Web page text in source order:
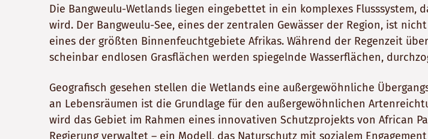
Die Bangweulu-Wetlands liegen eingebettet in ein komplexes Flusssystem,
wird. Der Bangweulu-See, eines der zentralen Gewässer der Region, ist
eines der größten Binnenfeuchtgebiete Afrikas. Während der Regenzeit
scheinbar endlosen Grasflächen werden spiegelnde Wasserflächen,
Geografisch gesehen stellen die Wetlands eine außergewöhnliche
an Lebensräumen ist die Grundlage für den außergewöhnlichen
wird das Gebiet im Rahmen eines innovativen Schutzprojekts von African
Regierung verwaltet – ein Modell, das Naturschutz mit sozialem